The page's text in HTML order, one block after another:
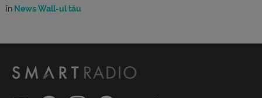
în News Wall-ul tău